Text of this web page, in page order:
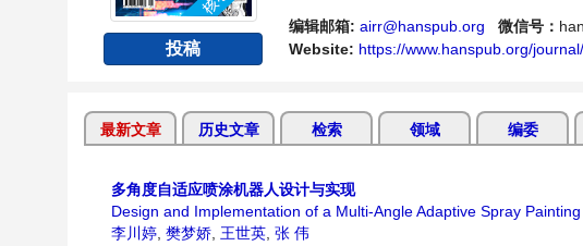
投稿
编辑邮箱: airr@hanspub.org 微信号：
Website: https://www.hanspub.org/
最新文章 历史文章 检索 领域 编委
多角度自适应喷涂机器人设计与实现
Design and Implementation of a Multi-Angle Adaptive Spray
李川婷, 樊梦娇, 王世英, 张 伟